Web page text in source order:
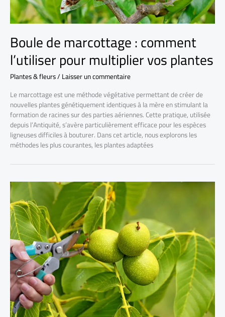
Boule de marcottage : comment
l’utiliser pour multiplier vos plantes
Plantes & fleurs/Laisser un commentaire
Le marcottage est une méthode végétative permettant de créer de
nouvelles plantes génétiquement identiques à la mère en stimulant la
formation de racines sur des parties aériennes. Cette pratique, utilisée
depuis l’Antiquité, s’avère particulièrement efficace pour les espèces
ligneuses difficiles à bouturer. Dans cet article, nous explorons les
méthodes les plus courantes, les plantes adaptées